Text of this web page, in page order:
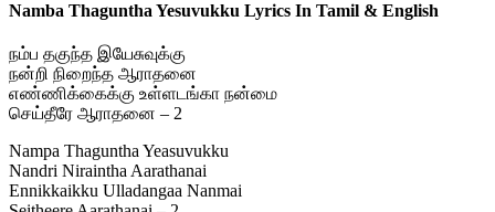
Namba Thaguntha Yesuvukku Lyrics In Tamil & English
நம்ப தகுந்த இயேசுவுக்கு
நன்றி நிறைந்த ஆராதனை
எண்ணிக்கைக்கு உள்ளடங்கா நன்மை
செய்தீரே ஆராதனை – 2
Nampa Thaguntha Yeasuvukku
Nandri Niraintha Aarathanai
Ennikkaikku Ulladangaa Nanmai